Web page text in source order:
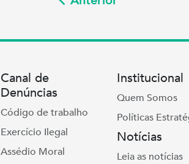
Canal de
Denúncias
Código de trabalho
Exercício Ilegal
Assédio Moral
Institucional
Quem Somos
Políticas
Notícias
Leia as notícias